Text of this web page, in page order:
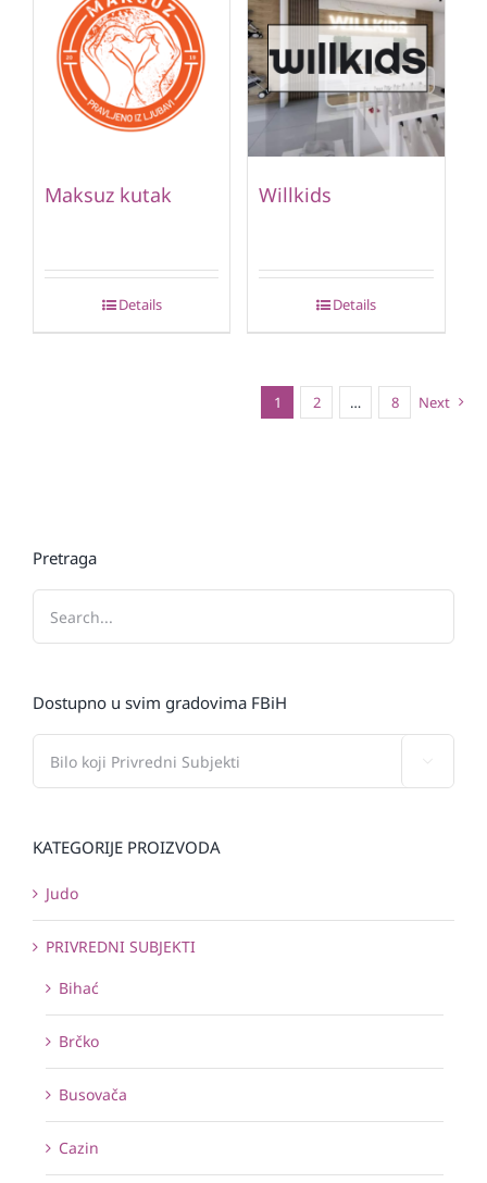
Maksuz kutak
Details
Willkids
Details
1 2 … 8 Next
Pretraga
Dostupno u svim gradovima FBiH
KATEGORIJE PROIZVODA
Judo
PRIVREDNI SUBJEKTI
Bihać
Brčko
Busovača
Cazin